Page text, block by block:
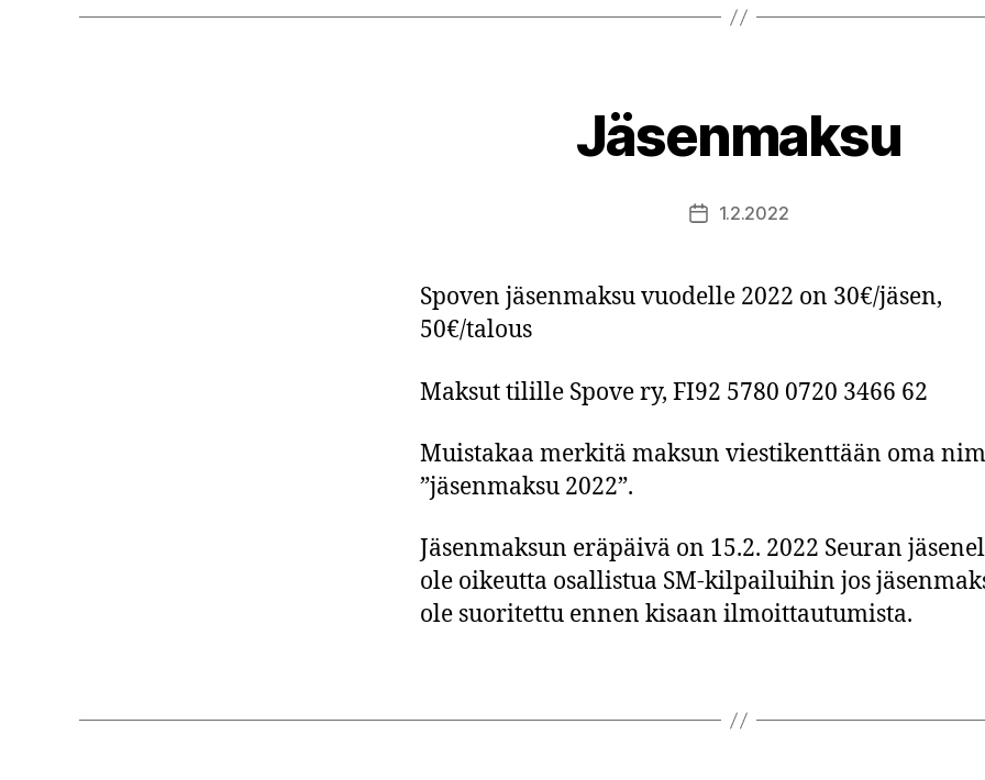
Jäsenmaksu
Julkaisupäivämäärä
1.2.2022
Spoven jäsenmaksu vuodelle 2022 on 30€/jäsen,
50€/talous
Maksut tilille Spove ry, FI92 5780 0720 3466 62
Muistakaa merkitä maksun viestikenttään oma
”jäsenmaksu 2022”.
Jäsenmaksun eräpäivä on 15.2. 2022 Seuran
ole oikeutta osallistua SM-kilpailuihin jos
ole suoritettu ennen kisaan ilmoittautumista.